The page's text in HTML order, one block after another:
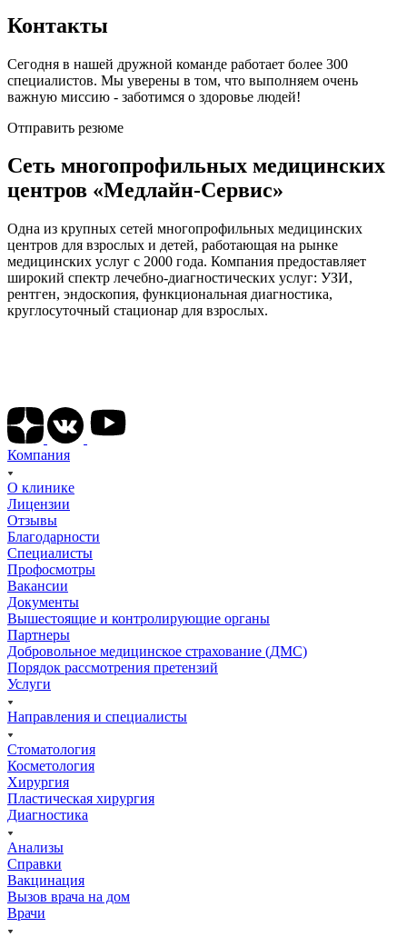
Контакты
Сегодня в нашей дружной команде работает более 300
специалистов. Мы уверены в том, что выполняем очень
важную миссию - заботимся о здоровье людей!
Отправить резюме
Сеть многопрофильных медицинских
центров «Медлайн-Сервис»
Одна из крупных сетей многопрофильных медицинских
центров для взрослых и детей, работающая на рынке
медицинских услуг с 2000 года. Компания предоставляет
широкий спектр лечебно-диагностических услуг: УЗИ,
рентген, эндоскопия, функциональная диагностика,
круглосуточный стационар для взрослых.
Компания
О клинике
Лицензии
Отзывы
Благодарности
Специалисты
Профосмотры
Вакансии
Документы
Вышестоящие и контролирующие органы
Партнеры
Добровольное медицинское страхование (ДМС)
Порядок рассмотрения претензий
Услуги
Направления и специалисты
Стоматология
Косметология
Хирургия
Пластическая хирургия
Диагностика
Анализы
Справки
Вакцинация
Вызов врача на дом
Врачи